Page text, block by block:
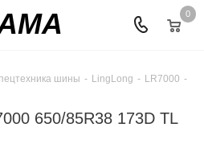
0
шины - LingLong - LR7000 -
650/85R38 173D TL